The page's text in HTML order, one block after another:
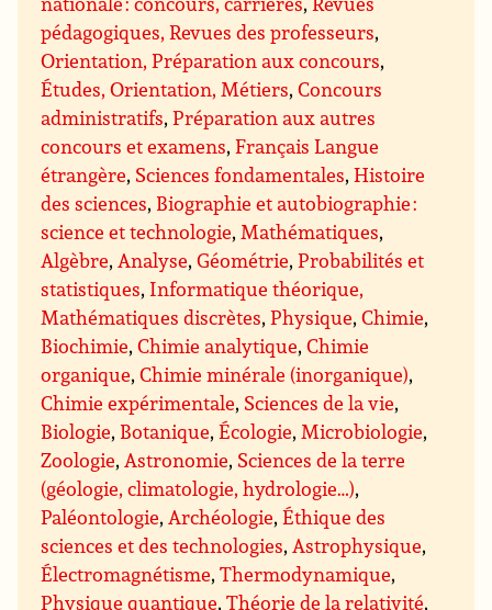
pédagogiques, Revues des professeurs,
Orientation, Préparation aux concours,
Études, Orientation, Métiers,Concours
administratifs,Préparation aux autres
concours et examens,Français Langue
étrangère, Sciences fondamentales,Histoire
des sciences, Biographie et autobiographie :
science et technologie, Mathématiques,
Algèbre, Analyse,Géométrie,Probabilités et
statistiques, Informatique théorique,
Mathématiques discrètes,Physique,Chimie,
Biochimie,Chimie analytique,Chimie
organique,Chimie minérale (inorganique),
Chimie expérimentale, Sciences de la vie,
Biologie, Botanique,Écologie, Microbiologie,
Zoologie, Astronomie, Sciences de la terre
(géologie, climatologie, hydrologie…),
Paléontologie, Archéologie,Éthique des
sciences et des technologies, Astrophysique,
Électromagnétisme,Thermodynamique,
Physique quantique,Théorie de la relativité,